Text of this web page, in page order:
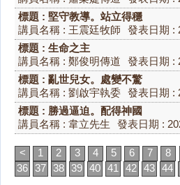
標題 : 堅守教導。站立得穩
講員名稱 : 王震廷牧師
發表日期 :
標題 : 生命之主
講員名稱 : 鄭俊明傳道
發表日期 :
標題 : 亂世兒女。處變不驚
講員名稱 : 劉啟宇執委 發表日期 :
標題 : 勝過逼迫。配得神國
講員名稱 : 韋立先生
發表日期 :
< 1 2 3 4 5 6 7 8
36 37 38 39 40 41 42 43 44